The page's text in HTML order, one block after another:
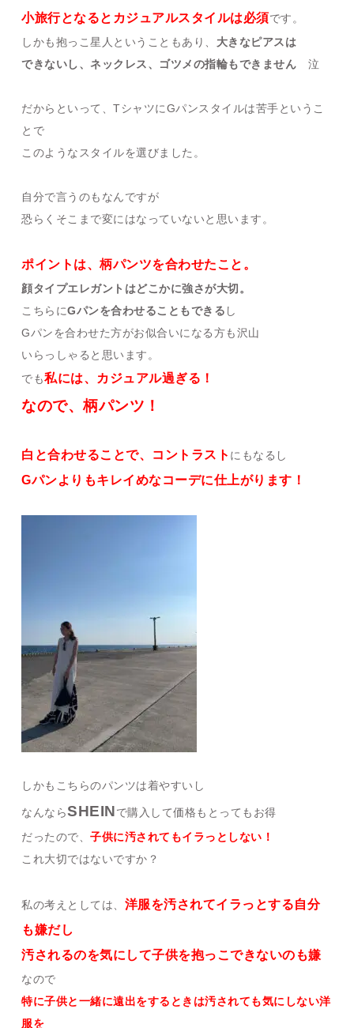
小旅行となるとカジュアルスタイルは必須です。
しかも抱っこ星人ということもあり、 大きなピアスは
できないし、ネックレス、ゴツメの指輪もできません 泣
だからといって、TシャツにGパンスタイルは苦手というこ
とで
このようなスタイルを選びました。
自分で言うのもなんですが
恐らくそこまで変にはなっていないと思います。
ポイントは、柄パンツを合わせたこと。
顔タイプエレガントはどこかに強さが大切。
こちらにGパンを合わせることもできる し
Gパンを合わせた方がお似合いになる方も沢山
いらっしゃると思います。
でも私には、カジュアル過ぎる！
なので、柄パンツ！
白と合わせることで、コントラスト にもなるし
Gパンよりもキレイめなコーデに仕上がります！
しかもこちらのパンツは着やすいし
なんならSHEINで購入して価格もとってもお得
だったので、子供に汚されてもイラっとしない！
これ大切ではないですか？
私の考えとしては、 洋服を汚されてイラっとする自分
も嫌だし
汚されるのを気にして子供を抱っこできないのも嫌
なので
特に子供と一緒に遠出をするときは汚されても気にしない洋
服を